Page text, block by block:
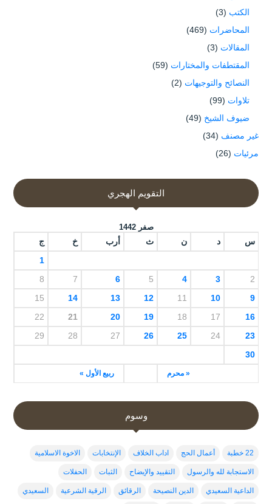
الكتب (3)
المحاضرات (469)
المقالات (3)
المقتطفات والمختارات (59)
النصائح والتوجيهات (2)
تلاوات (99)
ضيوف الشيخ (49)
غير مصنف (34)
مرئيات (26)
التقويم الهجري
صفر 1442
س د ن ث أرب خ ج
« محرم ربيع الأول »
1
2
3
4
5
6
7
8
9
10
11
12
13
14
15
16
17
18
19
20
21
22
23
24
25
26
27
28
29
30
وسوم
22 خطبة أعمال الحج اداب الخلاف الإنتخابات الاخوة الاسلامية
الاستجابة لله والرسول التقييد والإيضاح الثبات الحفلات
الداعية السعيدي الدين النصيحة الرقائق الرقية الشرعية السعيدي